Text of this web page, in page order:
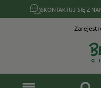
SKONTAKTUJ SIĘ Z